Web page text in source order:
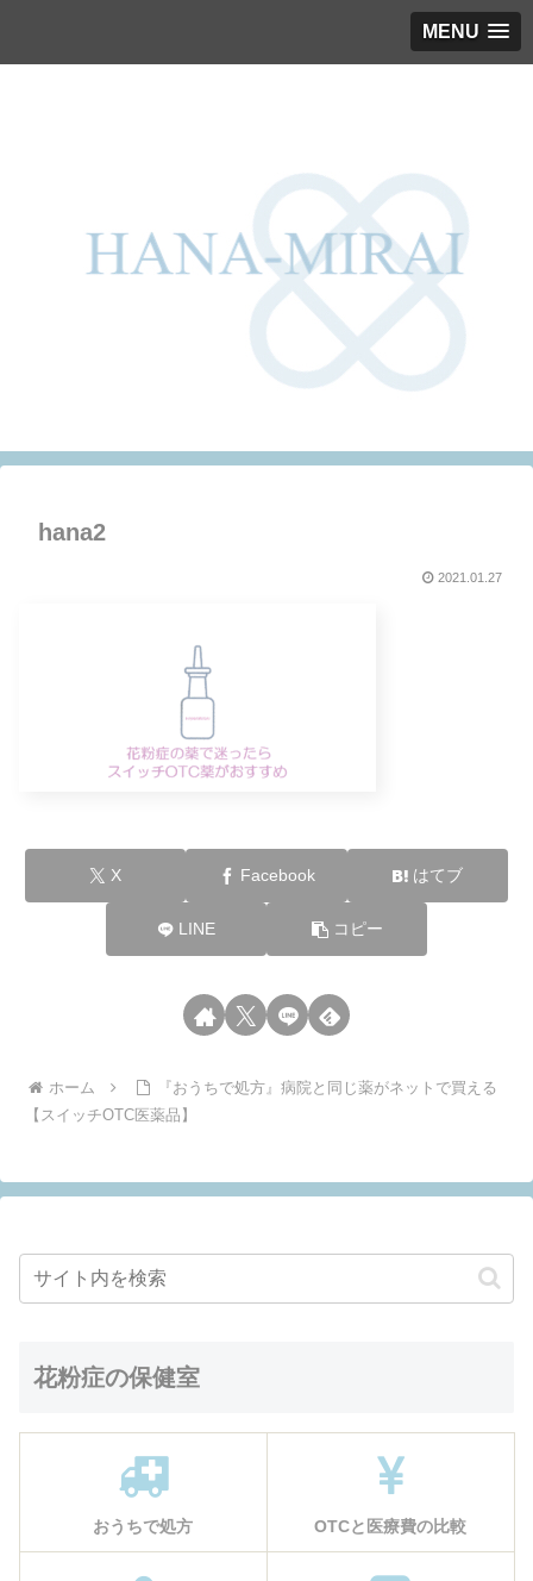
MENU
hana2
2021.01.27
X Facebook はてブ
LINE コピー
ホーム
『おうちで処方』病院と同じ薬がネットで買える
【スイッチOTC医薬品】
花粉症の保健室
おうちで処方 OTCと医療費の比較